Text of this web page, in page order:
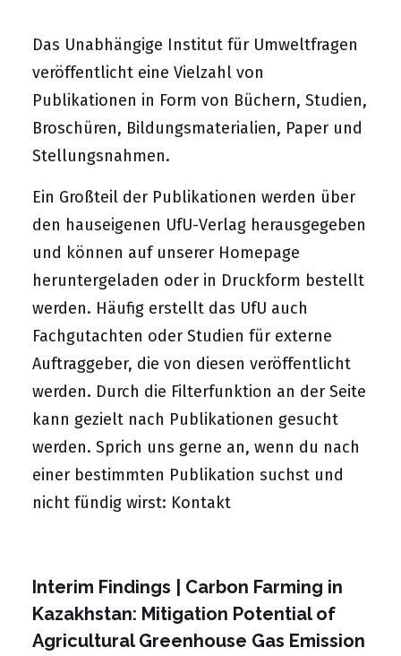
Das Unabhängige Institut für Umweltfragen
veröffentlicht eine Vielzahl von
Publikationen in Form von Büchern, Studien,
Broschüren, Bildungsmaterialien, Paper und
Stellungsnahmen.
Ein Großteil der Publikationen werden über
den hauseigenen UfU-Verlag herausgegeben
und können auf unserer Homepage
heruntergeladen oder in Druckform bestellt
werden. Häufig erstellt das UfU auch
Fachgutachten oder Studien für externe
Auftraggeber, die von diesen veröffentlicht
werden. Durch die Filterfunktion an der Seite
kann gezielt nach Publikationen gesucht
werden. Sprich uns gerne an, wenn du nach
einer bestimmten Publikation suchst und
nicht fündig wirst: Kontakt
Interim Findings | Carbon Farming in
Kazakhstan: Mitigation Potential of
Agricultural Greenhouse Gas Emission